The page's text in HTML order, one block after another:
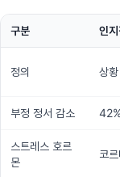
구분 인
정의 상
부정 정서 감소
스트레스 호르
몬
코